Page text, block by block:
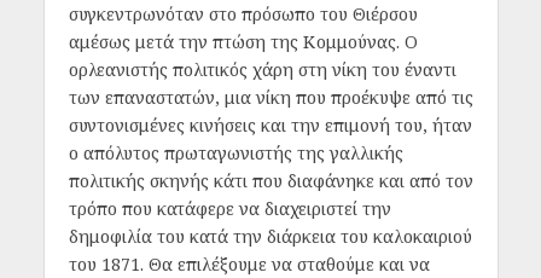
συγκεντρωνόταν στο πρόσωπο του Θιέρσου
αμέσως μετά την πτώση της Κομμούνας. Ο
ορλεανιστής πολιτικός χάρη στη νίκη του έναντι
των επαναστατών, μια νίκη που προέκυψε από τις
συντονισμένες κινήσεις και την επιμονή του, ήταν
ο απόλυτος πρωταγωνιστής της γαλλικής
πολιτικής σκηνής κάτι που διαφάνηκε και από τον
τρόπο που κατάφερε να διαχειριστεί την
δημοφιλία του κατά την διάρκεια του καλοκαιριού
του 1871. Θα επιλέξουμε να σταθούμε και να